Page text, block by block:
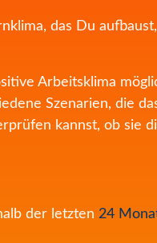
das Du
Arbeitsklima
Szenarien, die
kannst, ob sie
der letzten 24